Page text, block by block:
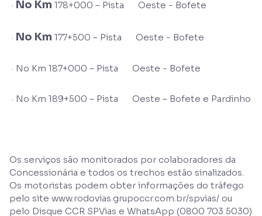
· No Km 178+000 – Pista Oeste - Bofete
· No Km 177+500 – Pista Oeste - Bofete
· No Km 187+000 – Pista Oeste - Bofete
· No Km 189+500 – Pista Oeste – Bofete e Pardinho
Os serviços são monitorados por colaboradores da
Concessionária e todos os trechos estão sinalizados.
Os motoristas podem obter informações do tráfego
pelo site www.rodovias.grupoccr.com.br/spvias/ ou
pelo Disque CCR SPVias e WhatsApp (0800 703 5030)